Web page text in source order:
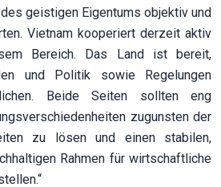
geistigen Eigentums objektiv und
Vietnam kooperiert derzeit aktiv
Bereich. Das Land ist bereit,
und Politik sowie Regelungen
Beide Seiten sollten eng
zugunsten der
zu lösen und einen stabilen,
Rahmen für wirtschaftliche